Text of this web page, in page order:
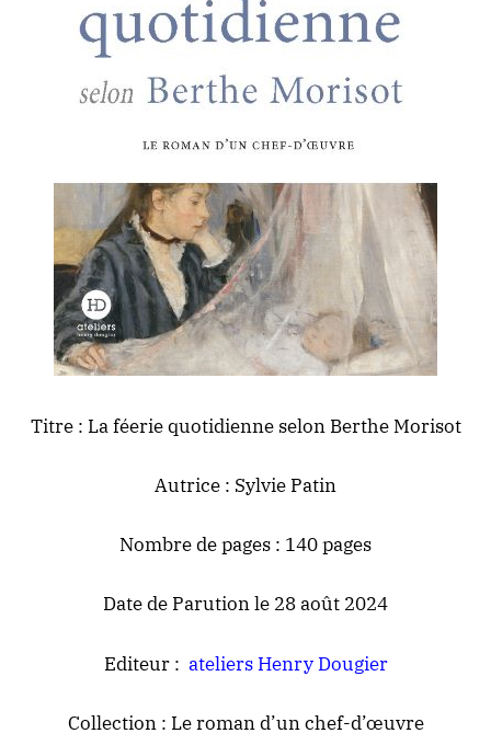
Titre : La féerie quotidienne selon Berthe Morisot
Autrice : Sylvie Patin
Nombre de pages : 140 pages
Date de Parution le 28 août 2024
Editeur : ateliers Henry Dougier
Collection : Le roman d’un chef-d’œuvre